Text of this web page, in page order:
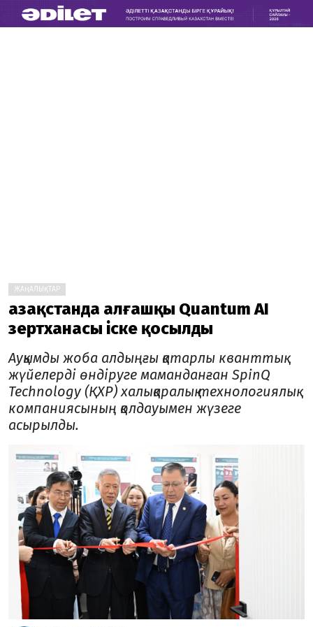
ЖАҢАЛЫҚТАР
Қазақстанда алғашқы Quantum AI
зертханасы іске қосылды
Ауқымды жоба алдыңғы қатарлы кванттық
жүйелерді өндіруге маманданған SpinQ
Technology (ҚХР) халықаралық технологиялық
компаниясының қолдауымен жүзеге
асырылды.